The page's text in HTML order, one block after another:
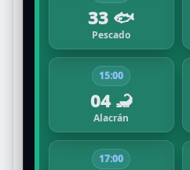
33 🐟
Pescado
15:00
04 🦂
Alacrán
17:00